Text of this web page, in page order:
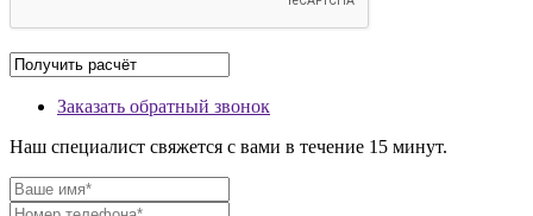
Заказать обратный звонок
Наш специалист свяжется с вами в течение 15 минут.